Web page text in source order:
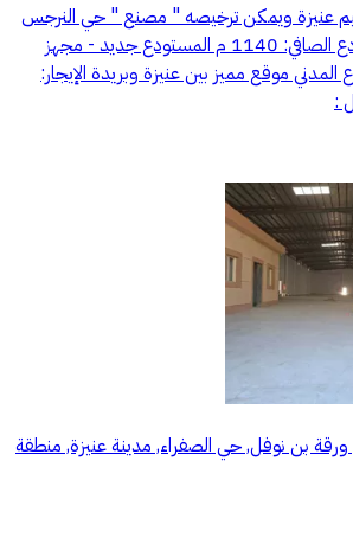
عنيزة ويمكن ترخيصه " مصنع " حي النرجس
في عنيزة مساحة المستودع الصافي: 1140 م المستودع جديد - مجهز
المدني موقع مميز بين عنيزة وبريدة الإيجار:
بن نوفل, حي الصفراء, مدينة عنيزة, منطقة